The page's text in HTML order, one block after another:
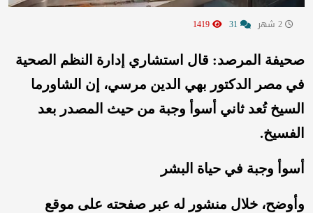
صحيفة المرصد: قال استشاري إدارة النظم الصحية
في مصر الدكتور بهي الدين مرسي، إن الشاورما
السيخ تُعد ثاني أسوأ وجبة من حيث المصدر بعد
الفسيخ.
أسوأ وجبة في حياة البشر
وأوضح، خلال منشور له عبر صفحته على موقع